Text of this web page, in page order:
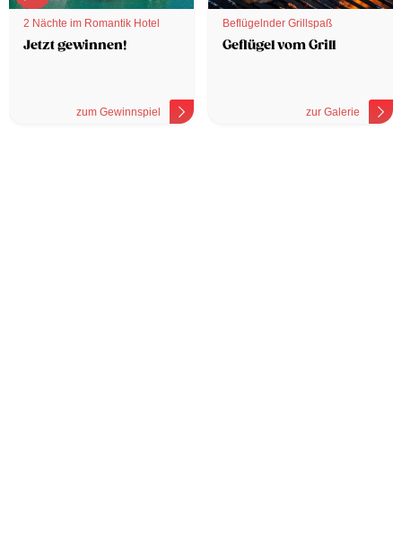
2 Nächte im Romantik Hotel
Jetzt gewinnen!
zum Gewinnspiel
Beflügelnder Grillspaß
Geflügel vom Grill
zur Galerie